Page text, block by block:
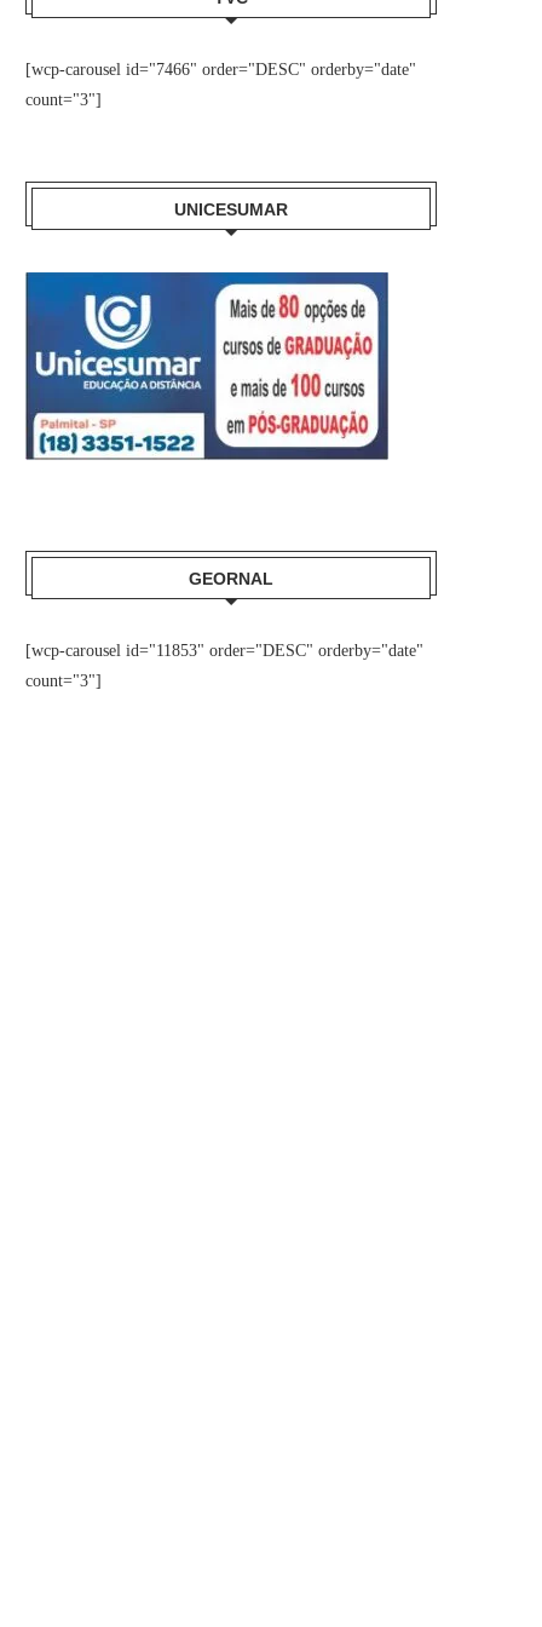
[wcp-carousel id="7466" order="DESC" orderby="date"
count="3"]
UNICESUMAR
GEORNAL
[wcp-carousel id="11853" order="DESC" orderby="date"
count="3"]